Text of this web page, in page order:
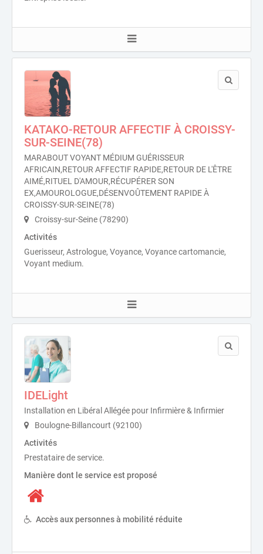
KATAKO-RETOUR AFFECTIF À CROISSY-
SUR-SEINE(78)
MARABOUT VOYANT MÉDIUM GUÉRISSEUR
AFRICAIN,RETOUR AFFECTIF RAPIDE,RETOUR DE L'ÊTRE
AIMÉ,RITUEL D'AMOUR,RÉCUPÉRER SON
EX,AMOUROLOGUE,DÉSENVOÛTEMENT RAPIDE À
CROISSY-SUR-SEINE(78)
Croissy-sur-Seine (78290)
Activités
Guerisseur, Astrologue, Voyance, Voyance cartomancie,
Voyant medium.
IDELight
Installation en Libéral Allégée pour Infirmière & Infirmier
Boulogne-Billancourt (92100)
Activités
Prestataire de service.
Manière dont le service est proposé
Accès aux personnes à mobilité réduite